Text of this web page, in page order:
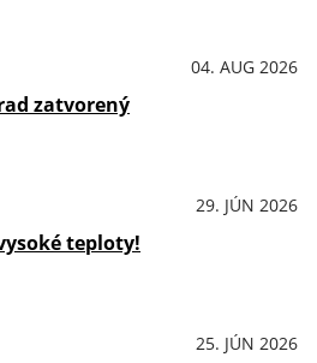
04. AUG 2026
zatvorený
29. JÚN 2026
teploty!
25. JÚN 2026